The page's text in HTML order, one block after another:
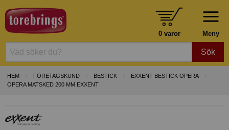
Meny
0 varor
Sök
HEM FÖRETAGSKUND BESTICK
EXXENT BESTICK OPERA
OPERA MATSKED 200 MM EXXENT